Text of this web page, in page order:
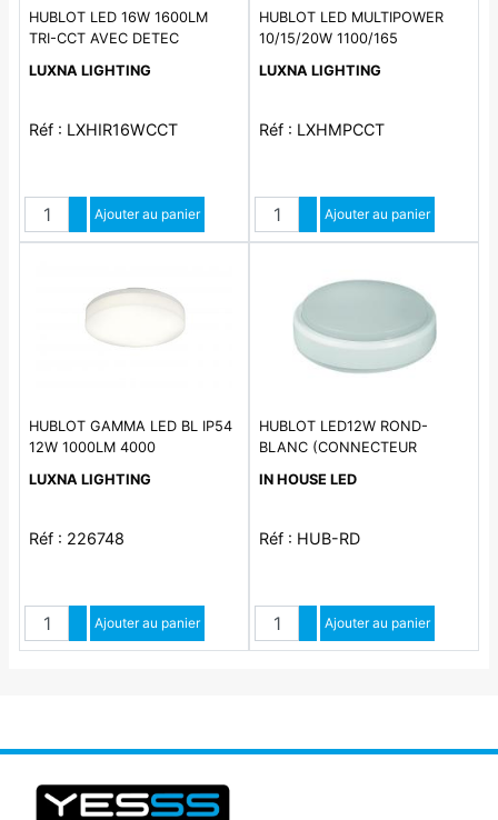
HUBLOT LED 16W 1600LM
TRI-CCT AVEC DETEC
LUXNA LIGHTING
Réf : LXHIR16WCCT
QuantitéAugmenter quantité
Diminuer quantité
Ajouter au panier
HUBLOT LED MULTIPOWER
10/15/20W 1100/165
LUXNA LIGHTING
Réf : LXHMPCCT
QuantitéAugmenter quantité
Diminuer quantité
Ajouter au panier
HUBLOT GAMMA LED BL IP54
12W 1000LM 4000
LUXNA LIGHTING
Réf : 226748
QuantitéAugmenter quantité
Diminuer quantité
Ajouter au panier
HUBLOT LED12W ROND-
BLANC (CONNECTEUR
IN HOUSE LED
Réf : HUB-RD
QuantitéAugmenter quantité
Diminuer quantité
Ajouter au panier